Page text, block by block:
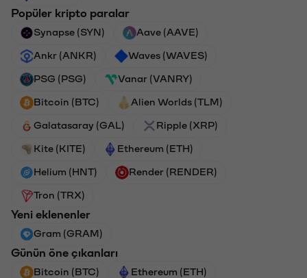
Popüler kripto paralar
Synapse (SYN) Aave (AAVE)
Ankr (ANKR) Waves (WAVES)
PSG (PSG) Vanar (VANRY)
Bitcoin (BTC) Alien Worlds (TLM)
Galatasaray (GAL) Ripple (XRP)
Kite (KITE) Ethereum (ETH)
Helium (HNT) Render (RENDER)
Tron (TRX)
Yeni eklenenler
Gram (GRAM)
Günün öne çıkanları
Bitcoin (BTC) Ethereum (ETH)